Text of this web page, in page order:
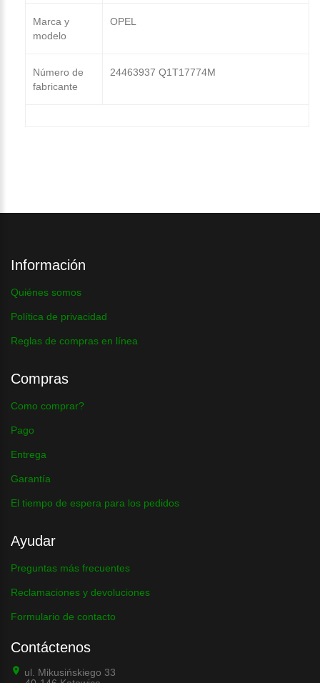
Marca y
modelo
OPEL
Número de
fabricante
24463937 Q1T17774M
Información
Quiénes somos
Política de privacidad
Reglas de compras en línea
Compras
Como comprar?
Pago
Entrega
Garantía
El tiempo de espera para los pedidos
Ayudar
Preguntas más frecuentes
Reclamaciones y devoluciones
Formulario de contacto
Contáctenos
ul. Mikusińskiego 33